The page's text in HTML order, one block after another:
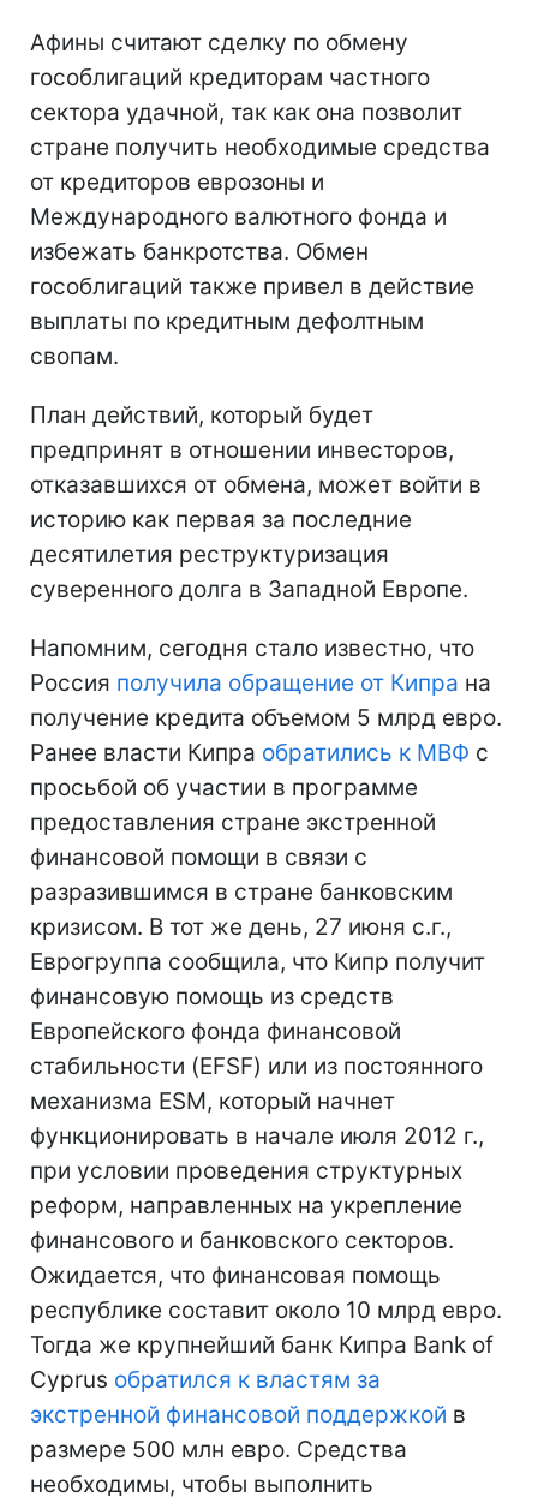
Афины считают сделку по обмену
гособлигаций кредиторам частного
сектора удачной, так как она позволит
стране получить необходимые средства
от кредиторов еврозоны и
Международного валютного фонда и
избежать банкротства. Обмен
гособлигаций также привел в действие
выплаты по кредитным дефолтным
свопам.
План действий, который будет
предпринят в отношении инвесторов,
отказавшихся от обмена, может войти в
историю как первая за последние
десятилетия реструктуризация
суверенного долга в Западной Европе.
Напомним, сегодня стало известно, что
Россия получила обращение от Кипра на
получение кредита объемом 5 млрд евро.
Ранее власти Кипра обратились к МВФ с
просьбой об участии в программе
предоставления стране экстренной
финансовой помощи в связи с
разразившимся в стране банковским
кризисом. В тот же день, 27 июня с.г.,
Еврогруппа сообщила, что Кипр получит
финансовую помощь из средств
Европейского фонда финансовой
стабильности (EFSF) или из постоянного
механизма ESM, который начнет
функционировать в начале июля 2012 г.,
при условии проведения структурных
реформ, направленных на укрепление
финансового и банковского секторов.
Ожидается, что финансовая помощь
республике составит около 10 млрд евро.
Тогда же крупнейший банк Кипра Bank of
Cyprus обратился к властям за
экстренной финансовой поддержкой в
размере 500 млн евро. Средства
необходимы, чтобы выполнить